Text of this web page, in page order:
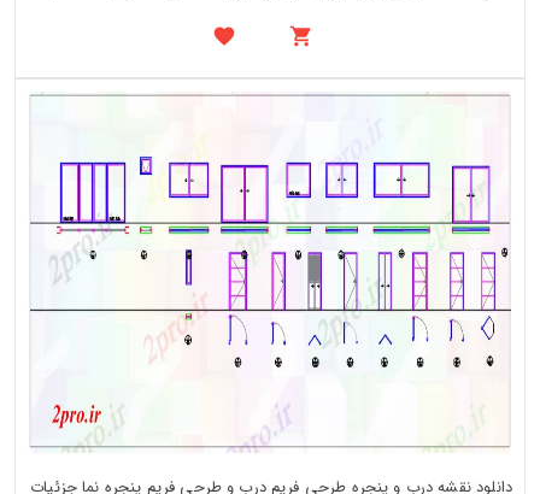
دانلود نقشه درب و پنجره طرحی فریم درب و طرحی فریم پنجره نما جزئیات